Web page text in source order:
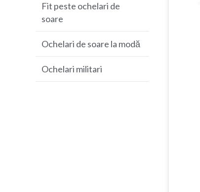
pescuit
baseball
Fit peste ochelari de
soare
Ochelari de soare la modă
Ochelari militari